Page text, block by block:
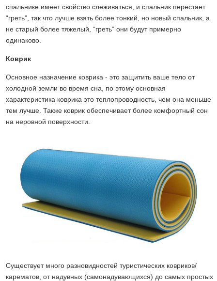
спальнике имеет свойство слеживаться, и спальник перестает
“греть”, так что лучше взять более тонкий, но новый спальник, а
не старый более тяжелый, “греть” они будут примерно
одинаково.
Коврик
Основное назначение коврика - это защитить ваше тело от
холодной земли во время сна, по этому основная
характеристика коврика это теплопроводность, чем она меньше
тем лучше. Также коврик обеспечивает более комфортный сон
на неровной поверхности.
Существует много разновидностей туристических ковриков/
карематов, от надувных (самонадувающихся) до самых простых